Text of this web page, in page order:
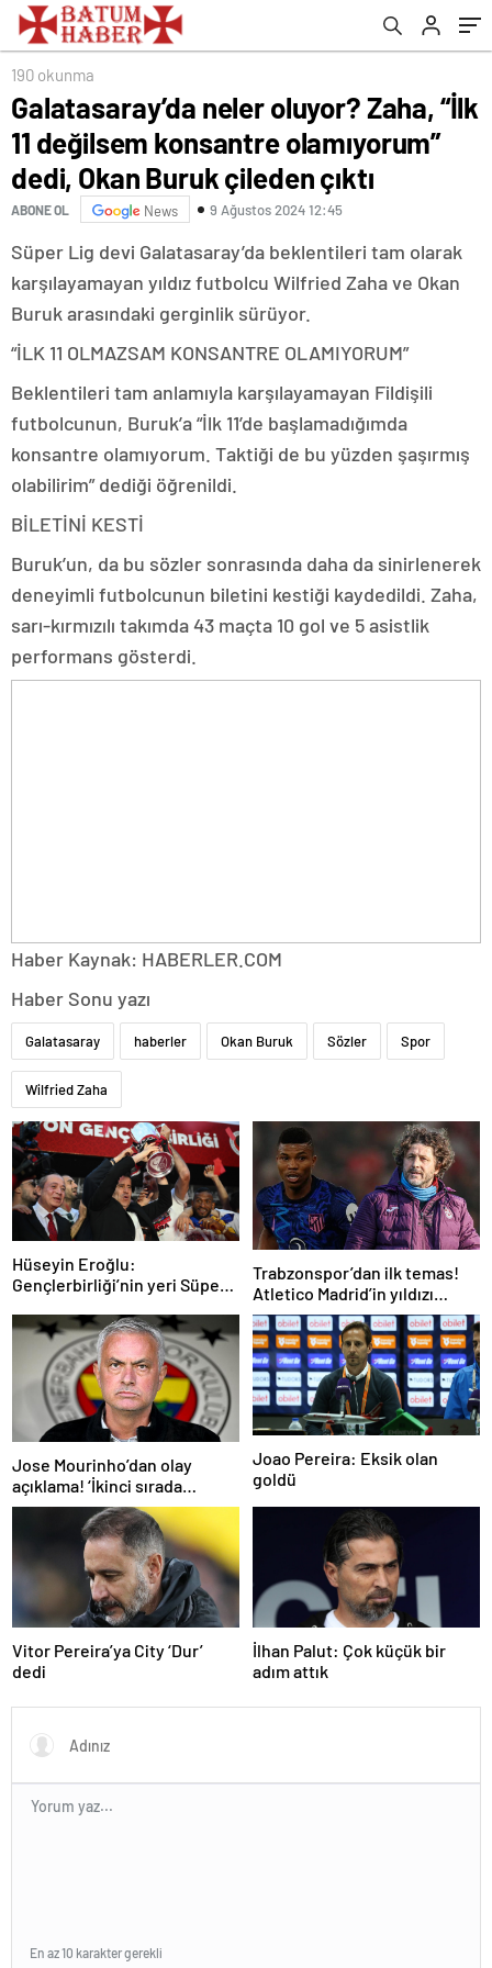
Buruk çileden çıktı
190 okunma
Galatasaray’da neler oluyor? Zaha, “İlk
11 değilsem konsantre olamıyorum”
dedi, Okan Buruk çileden çıktı
ABONE OL News 9 Ağustos 2024 12:45
Süper Lig devi Galatasaray’da beklentileri tam olarak
karşılayamayan yıldız futbolcu Wilfried Zaha ve Okan
Buruk arasındaki gerginlik sürüyor.
“İLK 11 OLMAZSAM KONSANTRE OLAMIYORUM”
Beklentileri tam anlamıyla karşılayamayan Fildişili
futbolcunun, Buruk’a “İlk 11’de başlamadığımda
konsantre olamıyorum. Taktiği de bu yüzden şaşırmış
olabilirim” dediği öğrenildi.
BİLETİNİ KESTİ
Buruk’un, da bu sözler sonrasında daha da sinirlenerek
deneyimli futbolcunun biletini kestiği kaydedildi. Zaha,
sarı-kırmızılı takımda 43 maçta 10 gol ve 5 asistlik
performans gösterdi.
Haber Kaynak: HABERLER.COM
Haber Sonu yazı
Galatasaray haberler Okan Buruk Sözler Spor
Wilfried Zaha
Hüseyin Eroğlu:
Gençlerbirliği’nin yeri Süper
Trabzonspor’dan ilk temas!
Atletico Madrid’in yıldızı
gündemde
Jose Mourinho’dan olay
açıklama! ‘İkinci sırada
bitireceğiz’
Joao Pereira: Eksik olan
goldü
Vitor Pereira’ya City ‘Dur’
dedi
İlhan Palut: Çok küçük bir
adım attık
En az 10 karakter gerekli